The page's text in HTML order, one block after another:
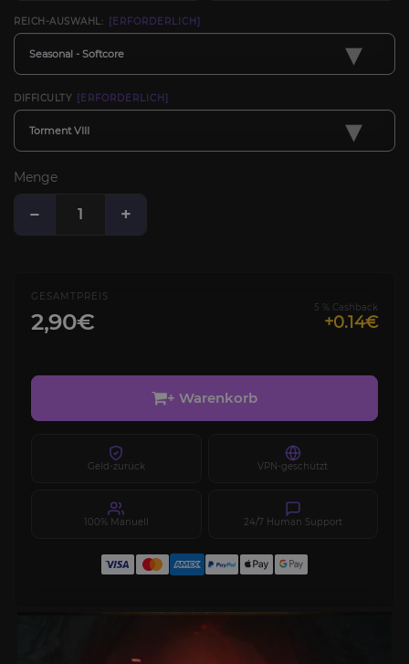
REICH-AUSWAHL: [ERFORDERLICH]
Seasonal - Softcore ▾
DIFFICULTY [ERFORDERLICH]
Torment VIII ▾
Menge
− +
GESAMTPREIS
2,90€
5 % Cashback
+0.14€
+ Warenkorb
Geld-zurück VPN-geschützt
100% Manuell 24/7 Human Support